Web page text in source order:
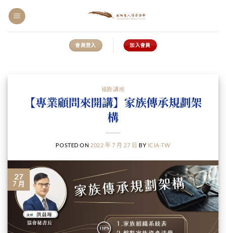
會員登入 加入會員
遠距講座
【專業顧問來開講】家族傳承規劃架
構
POSTED ON 2022 年 7 月 27 日 BY ICIA-TW
27
7 月